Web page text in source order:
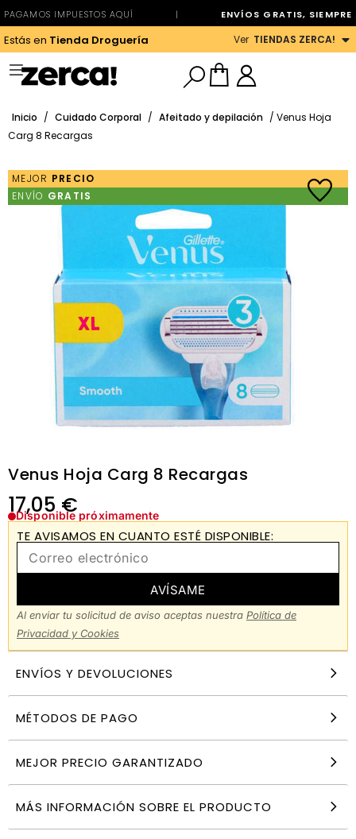
PAGAMOS IMPUESTOS AQUÍ | ENVÍOS GRATIS, SIEMPRE
Estás en Tienda Droguería Ver TIENDAS ZERCA!
Inicio / Cuidado Corporal / Afeitado y depilación / Venus Hoja
Carg 8 Recargas
MEJOR PRECIO
ENVÍO GRATIS
Venus Hoja Carg 8 Recargas
17,05€
Disponible próximamente
TE AVISAMOS EN CUANTO ESTÉ DISPONIBLE:
AVÍSAME
Al enviar tu solicitud de aviso aceptas nuestra Política de
Privacidad y Cookies
ENVÍOS Y DEVOLUCIONES
MÉTODOS DE PAGO
MEJOR PRECIO GARANTIZADO
MÁS INFORMACIÓN SOBRE EL PRODUCTO